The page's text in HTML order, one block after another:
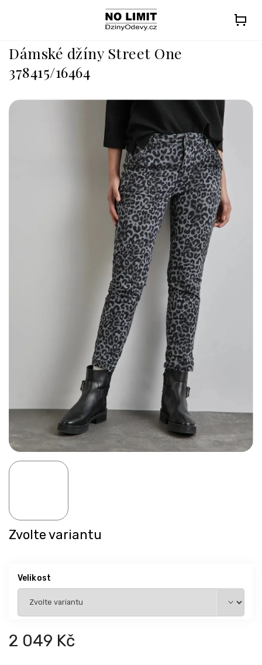
Dámské džíny Street One
378415/16464
2 049 Kč
Zvolte variantu
Velikost